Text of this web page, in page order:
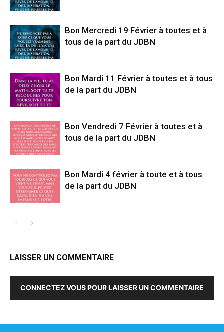
Bon Mercredi 19 Février à toutes et à
tous de la part du JDBN
Bon Mardi 11 Février à toutes et à tous
de la part du JDBN
Bon Vendredi 7 Février à toutes et à
tous de la part du JDBN
Bon Mardi 4 février à toute et à tous
de la part du JDBN
LAISSER UN COMMENTAIRE
CONNECTEZ VOUS POUR LAISSER UN COMMENTAIRE